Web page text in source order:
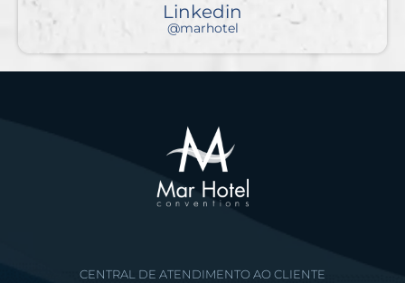
Linkedin
@marhotel
CENTRAL DE ATENDIMENTO AO CLIENTE